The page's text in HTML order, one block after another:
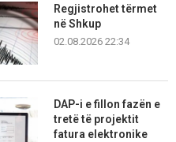
Regjistrohet tërmet
në Shkup
02.08.2026 22:34
DAP-i e fillon fazën e
tretë të projektit
fatura elektronike